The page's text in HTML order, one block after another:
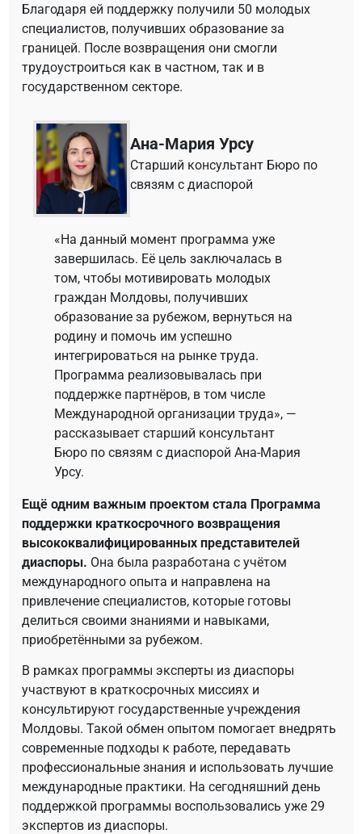
Благодаря ей поддержку получили 50 молодых
специалистов, получивших образование за
границей. После возвращения они смогли
трудоустроиться как в частном, так и в
государственном секторе.
Ана-Мария Урсу
Старший консультант Бюро по
связям с диаспорой
«На данный момент программа уже
завершилась. Её цель заключалась в
том, чтобы мотивировать молодых
граждан Молдовы, получивших
образование за рубежом, вернуться на
родину и помочь им успешно
интегрироваться на рынке труда.
Программа реализовывалась при
поддержке партнёров, в том числе
Международной организации труда», —
рассказывает старший консультант
Бюро по связям с диаспорой Ана-Мария
Урсу.
Ещё одним важным проектом стала Программа
поддержки краткосрочного возвращения
высококвалифицированных представителей
диаспоры. Она была разработана с учётом
международного опыта и направлена на
привлечение специалистов, которые готовы
делиться своими знаниями и навыками,
приобретёнными за рубежом.
В рамках программы эксперты из диаспоры
участвуют в краткосрочных миссиях и
консультируют государственные учреждения
Молдовы. Такой обмен опытом помогает внедрять
современные подходы к работе, передавать
профессиональные знания и использовать лучшие
международные практики. На сегодняшний день
поддержкой программы воспользовались уже 29
экспертов из диаспоры.